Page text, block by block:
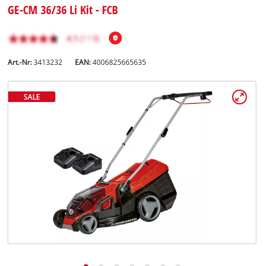
GE-CM 36/36 Li Kit - FCB
Art.-Nr: 3413232 EAN:4006825665635
SALE